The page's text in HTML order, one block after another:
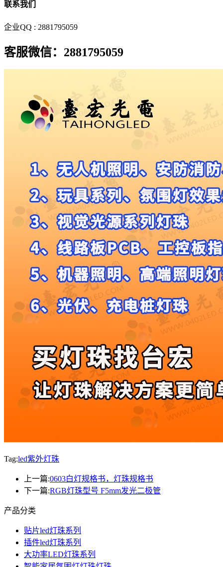
联系我们
企业QQ : 2881795059
客服微信：2881795059
Tag:led紫外灯珠
上一篇:0603白灯规格书，灯珠规格书
下一篇:RGB灯珠型号 F5mm发光二极管
产品分类
贴片led灯珠系列
插件led灯珠系列
大功率LED灯珠系列